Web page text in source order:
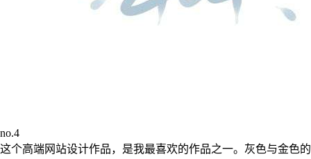
no.4
这个高端网站设计作品，是我最喜欢的作品之一。灰色与金色的